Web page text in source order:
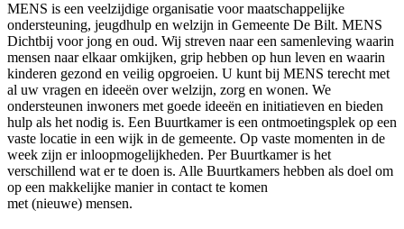
MENS is een veelzijdige organisatie voor maatschappelijke
ondersteuning, jeugdhulp en welzijn in Gemeente De Bilt. MENS
Dichtbij voor jong en oud. Wij streven naar een samenleving waarin
mensen naar elkaar omkijken, grip hebben op hun leven en waarin
kinderen gezond en veilig opgroeien. U kunt bij MENS terecht met
al uw vragen en ideeën over welzijn, zorg en wonen. We
ondersteunen inwoners met goede ideeën en initiatieven en bieden
hulp als het nodig is. Een Buurtkamer is een ontmoetingsplek op een
vaste locatie in een wijk in de gemeente. Op vaste momenten in de
week zijn er inloopmogelijkheden. Per Buurtkamer is het
verschillend wat er te doen is. Alle Buurtkamers hebben als doel om
op een makkelijke manier in contact te komen
met (nieuwe) mensen.